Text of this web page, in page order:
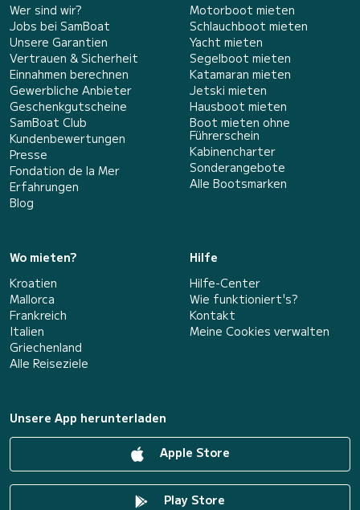
Wer sind wir?
Jobs bei SamBoat
Unsere Garantien
Vertrauen & Sicherheit
Einnahmen berechnen
Gewerbliche Anbieter
Geschenkgutscheine
SamBoat Club
Kundenbewertungen
Presse
Fondation de la Mer
Erfahrungen
Blog
Motorboot mieten
Schlauchboot mieten
Yacht mieten
Segelboot mieten
Katamaran mieten
Jetski mieten
Hausboot mieten
Boot mieten ohne
Führerschein
Kabinencharter
Sonderangebote
Alle Bootsmarken
Wo mieten?
Kroatien
Mallorca
Frankreich
Italien
Griechenland
Alle Reiseziele
Hilfe
Hilfe-Center
Wie funktioniert's?
Kontakt
Meine Cookies verwalten
Unsere App herunterladen
Apple Store
Play Store